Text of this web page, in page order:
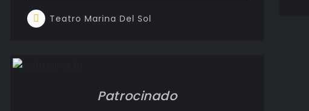
Teatro Marina Del Sol
Patrocinado